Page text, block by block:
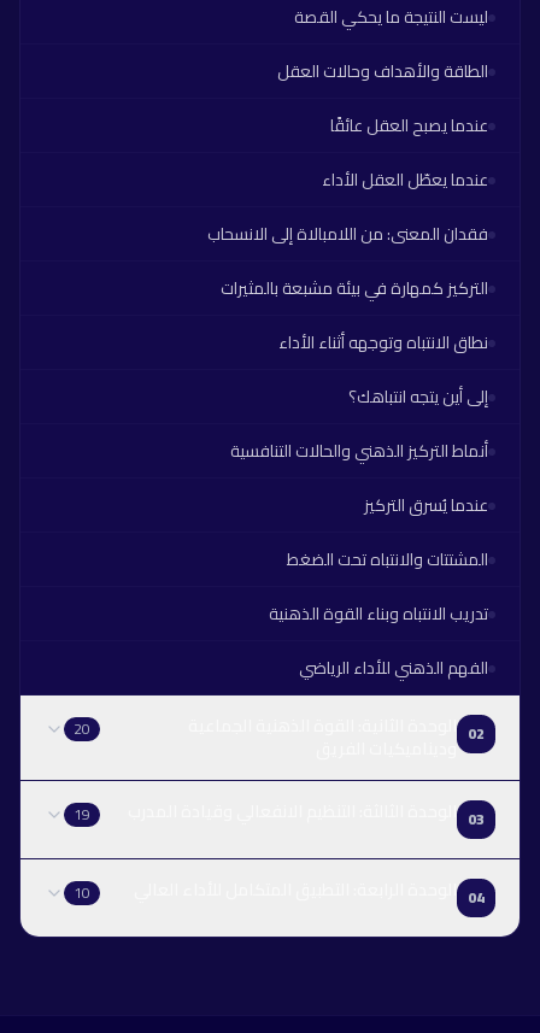
ليست النتيجة ما يحكي القصة
الطاقة والأهداف وحالات العقل
عندما يصبح العقل عائقًا
عندما يعطّل العقل الأداء
فقدان المعنى: من اللامبالاة إلى الانسحاب
التركيز كمهارة في بيئة مشبعة بالمثيرات
نطاق الانتباه وتوجهه أثناء الأداء
إلى أين يتجه انتباهك؟
أنماط التركيز الذهني والحالات التنافسية
عندما يُسرق التركيز
المشتتات والانتباه تحت الضغط
تدريب الانتباه وبناء القوة الذهنية
الفهم الذهني للأداء الرياضي
02
20
03
19
04
10